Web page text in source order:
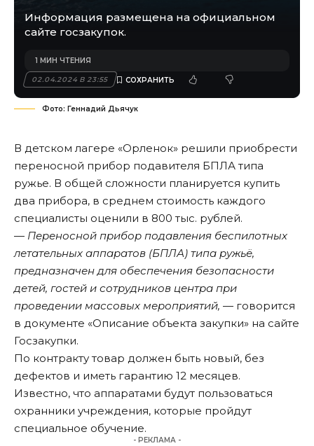
Информация размещена на официальном
сайте госзакупок.
02.04.2024 В 23:55
1 МИН ЧТЕНИЯ
Фото: Геннадий Дьячук
В детском лагере «Орленок» решили приобрести
переносной прибор подавителя БПЛА типа
ружье. В общей сложности планируется купить
два прибора, в среднем стоимость каждого
специалисты оценили в 800 тыс. рублей.
— Переносной прибор подавления беспилотных
летательных аппаратов (БПЛА) типа ружьё,
предназначен для обеспечения безопасности
детей, гостей и сотрудников центра при
проведении массовых мероприятий, — говорится
в документе «Описание объекта закупки» на сайте
Госзакупки.
По контракту товар должен быть новый, без
дефектов и иметь гарантию 12 месяцев.
Известно, что аппаратами будут пользоваться
охранники учреждения, которые пройдут
специальное обучение.
- РЕКЛАМА -